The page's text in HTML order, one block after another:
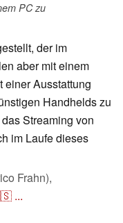
PC zu
der im
aber mit einem
einer Ausstattung
Handhelds zu
Streaming von
im Laufe dieses
Frahn),
...